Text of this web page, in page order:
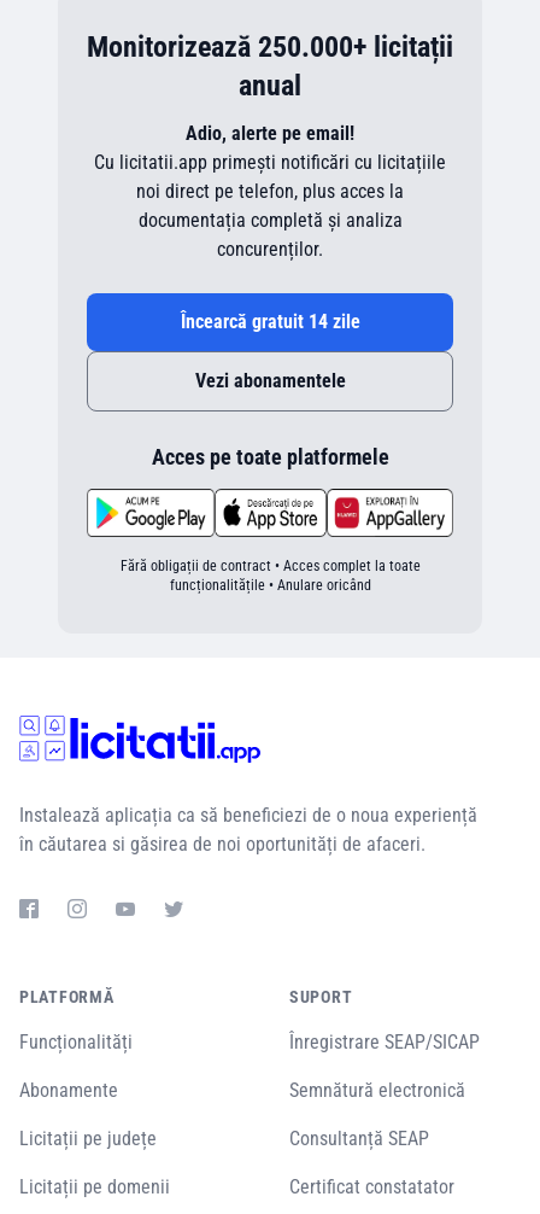
Monitorizează 250.000+ licitații
anual
Adio, alerte pe email!
Cu licitatii.app primești notificări cu licitațiile
noi direct pe telefon, plus acces la
documentația completă și analiza
concurenților.
Încearcă gratuit 14 zile
Vezi abonamentele
Acces pe toate platformele
Fără obligații de contract • Acces complet la toate
funcționalitățile • Anulare oricând
Instalează aplicația ca să beneficiezi de o noua experiență
în căutarea si găsirea de noi oportunități de afaceri.
PLATFORMĂ
Funcționalități
Abonamente
Licitații pe județe
Licitații pe domenii
SUPORT
Înregistrare SEAP/SICAP
Semnătură electronică
Consultanță SEAP
Certificat constatator